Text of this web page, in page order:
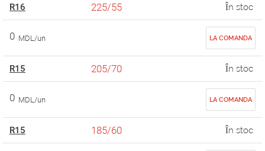
R16 225/55 În stoc
0 MDL/un LA COMANDA
R15 205/70 În stoc
0 MDL/un LA COMANDA
R15 185/60 În stoc